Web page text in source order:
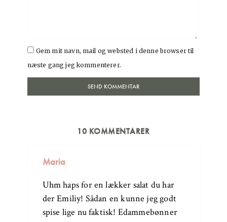
Gem mit navn, mail og websted i denne browser til
næste gang jeg kommenterer.
10 KOMMENTARER
Maria
Uhm haps for en lækker salat du har
der Emiliy! Sådan en kunne jeg godt
spise lige nu faktisk! Edammebønner